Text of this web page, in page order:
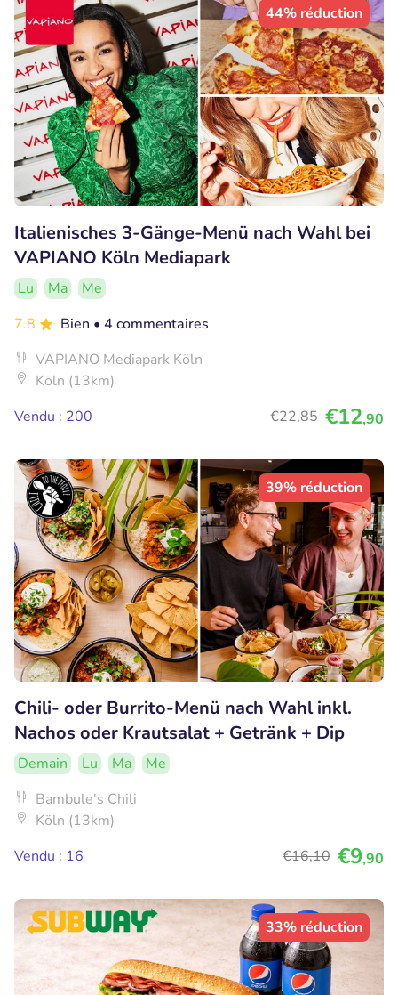
44% réduction
Italienisches 3-Gänge-Menü nach Wahl bei
VAPIANO Köln Mediapark
Lu Ma
Me
7.8
Bien • 4 commentaires
VAPIANO Mediapark Köln
Köln (13km)
Vendu : 200
€22,85 €12,90
39% réduction
Chili- oder Burrito-Menü nach Wahl inkl.
Nachos oder Krautsalat + Getränk + Dip
Demain Lu Ma
Me
Bambule's Chili
Köln (13km)
Vendu : 16
€16,10 €9,90
33% réduction